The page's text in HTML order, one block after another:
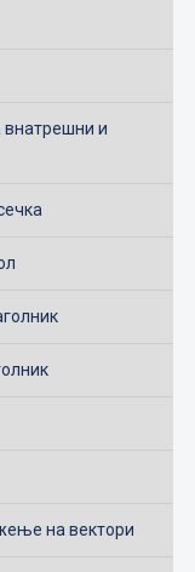
и
на вектори